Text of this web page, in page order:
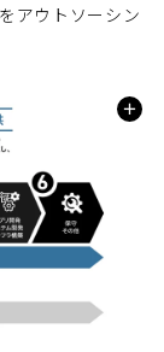
アウトソーシン